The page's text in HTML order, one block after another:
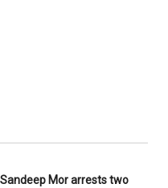
Mor arrests two